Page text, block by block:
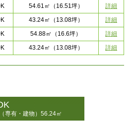
54.61㎡ （16.51坪）
詳細
43.24㎡ （13.08坪）
詳細
54.88㎡ （16.6坪）
詳細
43.24㎡ （13.08坪） 詳細
専有・建物）56.24㎡